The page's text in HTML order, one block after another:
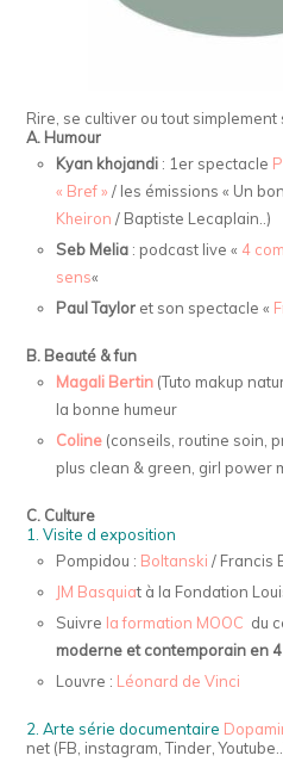
Rire, se cultiver ou tout simplement
A. Humour
Kyan khojandi : 1er spectacle
« Bref » / les émissions « Un
Kheiron / Baptiste Lecaplain..)
Seb Melia : podcast live « 4
sens«
Paul Taylor et son spectacle «
B. Beauté & fun
Magali Bertin (Tuto makup
la bonne humeur
Coline (conseils, routine soin,
plus clean & green, girl power
C. Culture
1. Visite d exposition
Pompidou : Boltanski / Francis
JM Basquiat à la Fondation
Suivre la formation MOOC du
moderne et contemporain en
Louvre : Léonard de Vinci
2. Arte série documentaire
net (FB, instagram, Tinder,